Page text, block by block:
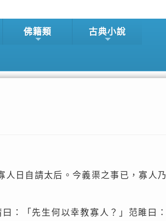
佛籍類 古典小說
日自請太后。今義渠之事已，寡人乃
：「先生何以幸教寡人？」范雎曰：